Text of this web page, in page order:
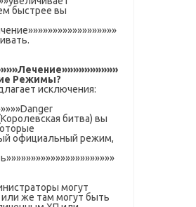
быстрее вы
Режимы?
исключения:
(Королевская битва) вы
официальный режим,
могут
или же там могут быть